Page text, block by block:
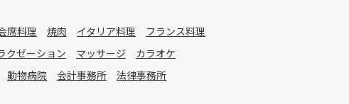
席料理 焼肉 イタリア料理
フランス料理
クゼーション マッサージ
カラオケ
動物病院 会計事務所 法律事務所